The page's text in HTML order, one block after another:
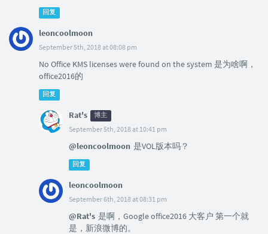
回复
leoncoolmoon
September 5th, 2018 at 08:08 pm
No Office KMS licenses were found on the system 是为啥啊，
office2016的
回复
Rat's 博主
September 5th, 2018 at 10:41 pm
@leoncoolmoon 是VOL版本吗？
回复
leoncoolmoon
September 6th, 2018 at 08:31 pm
@Rat's 是啊，Google office2016 大客户 第一个就
是，新浪微博的。